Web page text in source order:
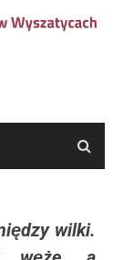
wilki.